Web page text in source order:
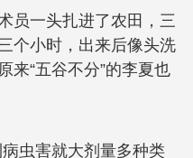
员一头扎进了农田，三
个小时，出来后像头洗
来“五谷不分”的李夏也
虫害就大剂量多种类